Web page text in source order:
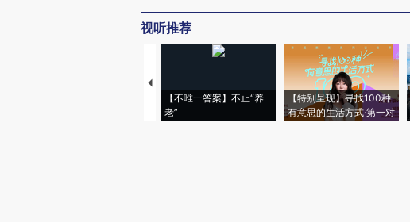
视听推荐
【不唯一答案】不止“养
老”
【特别呈现】寻找100种
有意思的生活方式·第一对